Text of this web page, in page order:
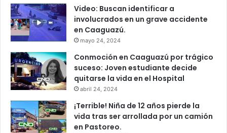
Video: Buscan identificar a
involucrados en un grave accidente
en Caaguazú.
mayo 24, 2024
Conmoción en Caaguazú por trágico
suceso: Joven estudiante decide
quitarse la vida en el Hospital
abril 24, 2024
¡Terrible! Niña de 12 años pierde la
vida tras ser arrollada por un camión
en Pastoreo.